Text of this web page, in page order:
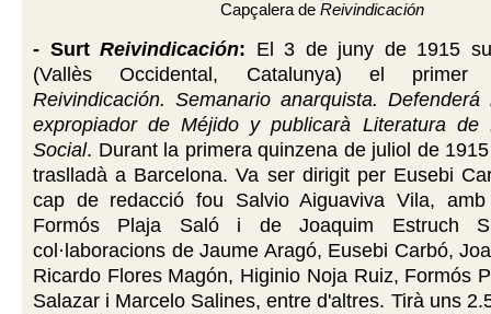
Capçalera deReivindicación
- SurtReivindicación: El 3 de juny de 1915
(Vallès Occidental, Catalunya) el primer
Reivindicación. Semanario anarquista. Defenderá
expropiador de Méjido y publicarà Literatura de
Social. Durant la primera quinzena de juliol de
traslladà a Barcelona. Va ser dirigit per Eusebi
cap de redacció fou Salvio Aiguaviva Vila,
Formós Plaja Saló i de Joaquim Estruch
col·laboracions de Jaume Aragó, Eusebi Carbó,
Ricardo Flores Magón, Higinio Noja Ruiz, Formós
Salazar i Marcelo Salines, entre d'altres. Tirà uns